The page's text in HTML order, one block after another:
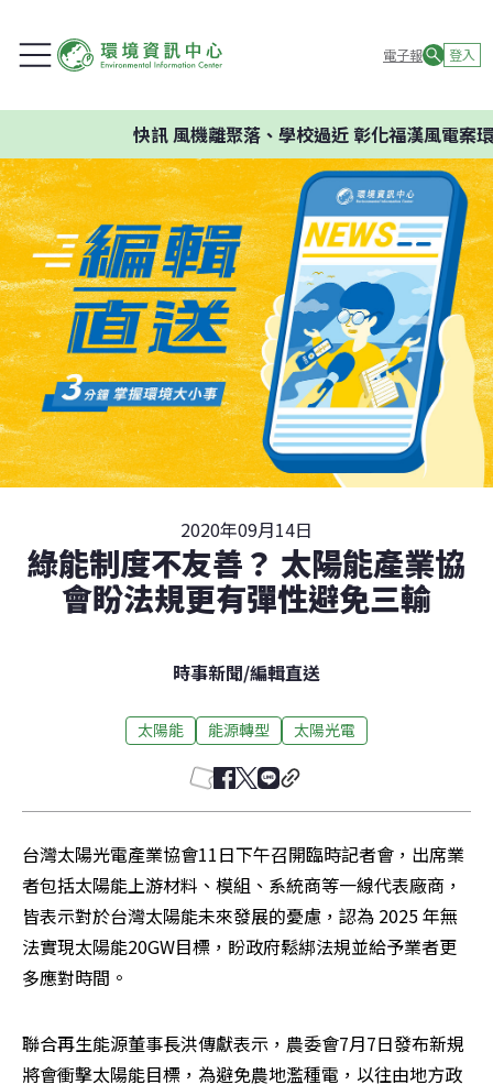
電子報 登入
快訊風機離聚落、學校過近 彰化福漢風電案環
2020年09月14日
綠能制度不友善？ 太陽能產業協
會盼法規更有彈性避免三輸
時事新聞/編輯直送
太陽能 能源轉型 太陽光電
台灣太陽光電產業協會11日下午召開臨時記者會，出席業
者包括太陽能上游材料、模組、系統商等一線代表廠商，
皆表示對於台灣太陽能未來發展的憂慮，認為 2025 年無
法實現太陽能20GW目標，盼政府鬆綁法規並給予業者更
多應對時間。
聯合再生能源董事長洪傳獻表示，農委會7月7日發布新規
將會衝擊太陽能目標，為避免農地濫種電，以往由地方政